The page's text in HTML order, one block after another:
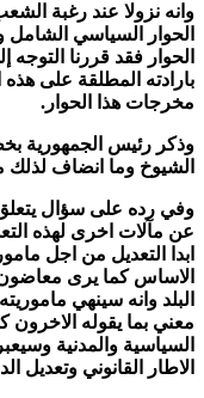
وانه نزولا عند رغبة
الحوار السياسي الشامل
الحوار فقد قررنا
بارادته المطلقة على
مخرجات هذا الحوار.
وذكر رئيس الجمهورية
الشيوخ وما انضاف لذلك
عن مآلات اخرى لهذه
ابدا التعديل من اجل
الاساس كما يرى معاضون
البلد وانه سينهي
معني بما يقوله
السياسية والمدنية
الاطار القانوني